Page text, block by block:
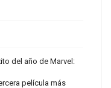
del año de Marvel:
película más